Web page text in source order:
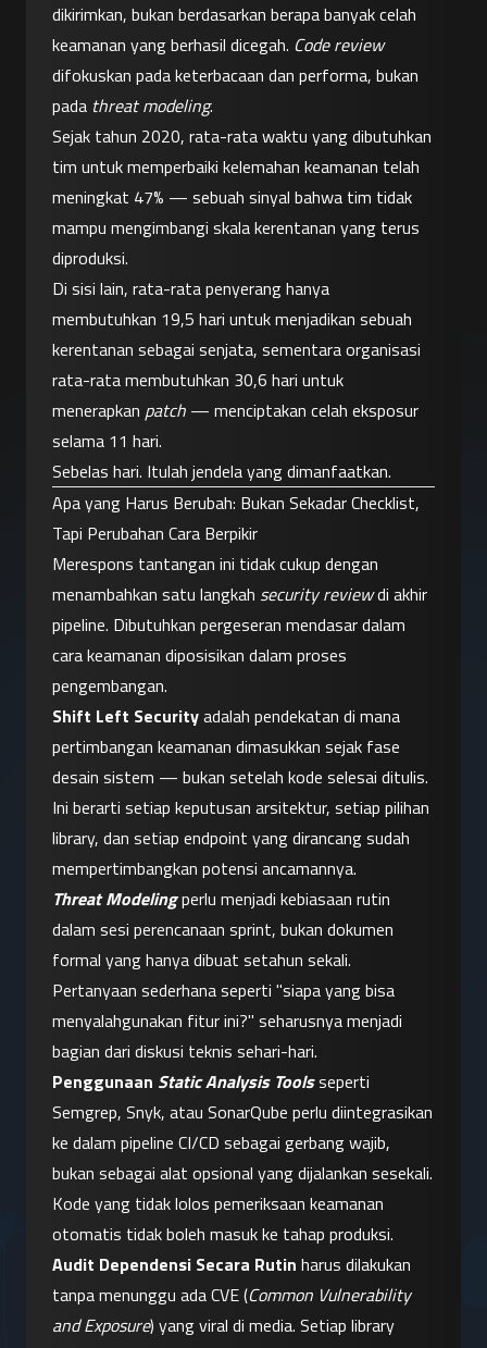
dikirimkan, bukan berdasarkan berapa banyak celah
keamanan yang berhasil dicegah. Code review
difokuskan pada keterbacaan dan performa, bukan
pada threat modeling.
Sejak tahun 2020, rata-rata waktu yang dibutuhkan
tim untuk memperbaiki kelemahan keamanan telah
meningkat 47% — sebuah sinyal bahwa tim tidak
mampu mengimbangi skala kerentanan yang terus
diproduksi.
Di sisi lain, rata-rata penyerang hanya
membutuhkan 19,5 hari untuk menjadikan sebuah
kerentanan sebagai senjata, sementara organisasi
rata-rata membutuhkan 30,6 hari untuk
menerapkan patch — menciptakan celah eksposur
selama 11 hari.
Sebelas hari. Itulah jendela yang dimanfaatkan.
Apa yang Harus Berubah: Bukan Sekadar Checklist,
Tapi Perubahan Cara Berpikir
Merespons tantangan ini tidak cukup dengan
menambahkan satu langkah security review di akhir
pipeline. Dibutuhkan pergeseran mendasar dalam
cara keamanan diposisikan dalam proses
pengembangan.
Shift Left Security adalah pendekatan di mana
pertimbangan keamanan dimasukkan sejak fase
desain sistem — bukan setelah kode selesai ditulis.
Ini berarti setiap keputusan arsitektur, setiap pilihan
library, dan setiap endpoint yang dirancang sudah
mempertimbangkan potensi ancamannya.
Threat Modeling perlu menjadi kebiasaan rutin
dalam sesi perencanaan sprint, bukan dokumen
formal yang hanya dibuat setahun sekali.
Pertanyaan sederhana seperti "siapa yang bisa
menyalahgunakan fitur ini?" seharusnya menjadi
bagian dari diskusi teknis sehari-hari.
Penggunaan Static Analysis Tools seperti
Semgrep, Snyk, atau SonarQube perlu diintegrasikan
ke dalam pipeline CI/CD sebagai gerbang wajib,
bukan sebagai alat opsional yang dijalankan sesekali.
Kode yang tidak lolos pemeriksaan keamanan
otomatis tidak boleh masuk ke tahap produksi.
Audit Dependensi Secara Rutin harus dilakukan
tanpa menunggu ada CVE (Common Vulnerability
and Exposure) yang viral di media. Setiap library